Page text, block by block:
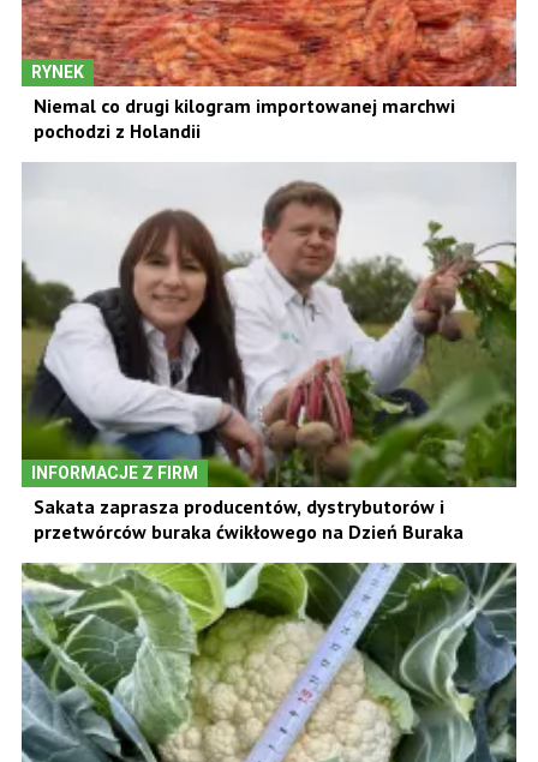
RYNEK
Niemal co drugi kilogram importowanej marchwi
pochodzi z Holandii
INFORMACJE Z FIRM
Sakata zaprasza producentów, dystrybutorów i
przetwórców buraka ćwikłowego na Dzień Buraka